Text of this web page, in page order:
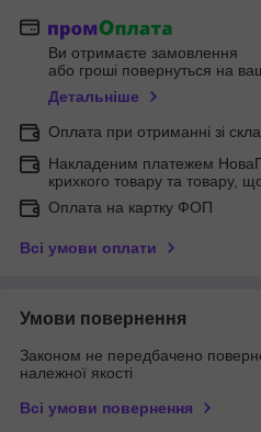
Ви отримаєте замовлення
або гроші повернуться на
Детальніше
Оплата при отриманні зі
Накладеним платежем
крихкого товару та товару,
Оплата на картку ФОП
Всі умови оплати
Умови повернення
Законом не передбачено
належної якості
Всі умови повернення